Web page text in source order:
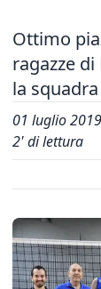
Ottimo
ragazze
la
01 luglio 2019
2' di lettura